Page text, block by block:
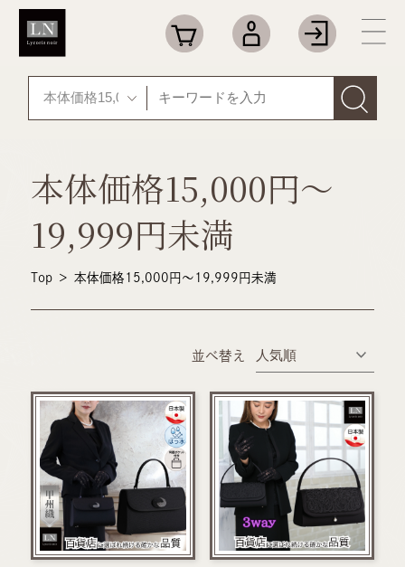
本体価格15,000円～
19,999円未満
Top ＞ 本体価格15,000円～19,999円未満
並べ替え